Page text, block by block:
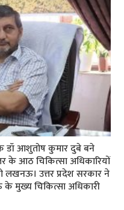
डॉ आशुतोष कुमार दुबे बने
आठ चिकित्‍सा अधिकारियों
लखनऊ। उत्तर प्रदेश सरकार ने
मुख्य चिकित्सा अधिकारी